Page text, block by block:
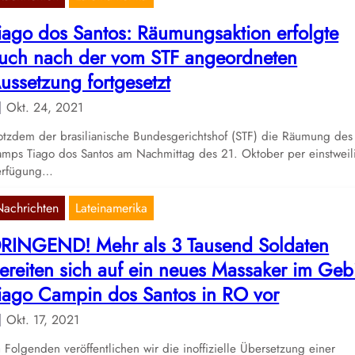
dos Santos: Räumungsaktion erfolgte
nach der vom STF angeordneten
fortgesetzt
Okt. 24, 2021
der brasilianische Bundesgerichtshof (STF) die Räumung des
Tiago dos Santos am Nachmittag des 21. Oktober per
Lateinamerika
Mehr als 3 Tausend Soldaten
sich auf ein neues Massaker im
Campin dos Santos in RO vor
Okt. 17, 2021
Folgenden veröffentlichen wir die inoffizielle Übersetzung einer